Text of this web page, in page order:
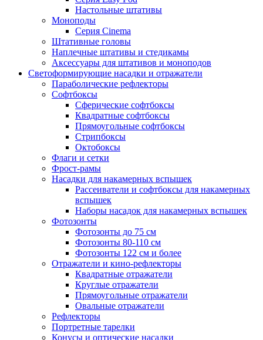
Настольные штативы
Моноподы
Серия Cinema
Штативные головы
Наплечные штативы и стедикамы
Аксессуары для штативов и моноподов
Светоформирующие насадки и отражатели
Параболические рефлекторы
Софтбоксы
Сферические софтбоксы
Квадратные софтбоксы
Прямоугольные софтбоксы
Стрипбоксы
Октобоксы
Флаги и сетки
Фрост-рамы
Насадки для накамерных вспышек
Рассеиватели и софтбоксы для накамерных
вспышек
Наборы насадок для накамерных вспышек
Фотозонты
Фотозонты до 75 см
Фотозонты 80-110 см
Фотозонты 122 см и более
Отражатели и кино-рефлекторы
Квадратные отражатели
Круглые отражатели
Прямоугольные отражатели
Овальные отражатели
Рефлекторы
Портретные тарелки
Конусы и оптические насадки